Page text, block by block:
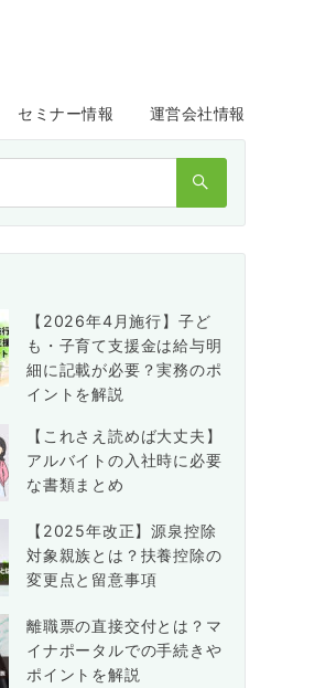
セミナー情報 運営会社情報
【2026年4月施行】子ど
も・子育て支援金は給与明
細に記載が必要？実務のポ
イントを解説
【これさえ読めば大丈夫】
アルバイトの入社時に必要
な書類まとめ
【2025年改正】源泉控除
対象親族とは？扶養控除の
変更点と留意事項
離職票の直接交付とは？マ
イナポータルでの手続きや
ポイントを解説